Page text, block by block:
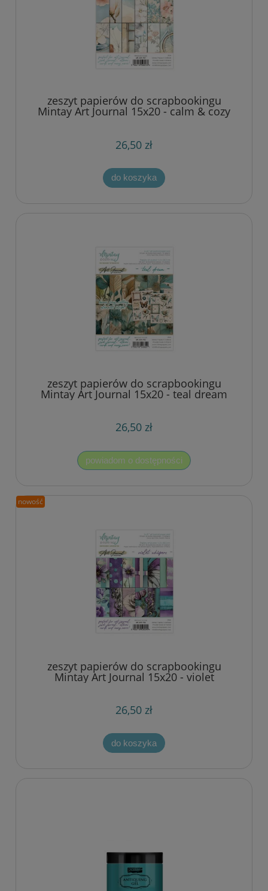
zeszyt papierów do scrapbookingu
Mintay Art Journal 15x20 - calm & cozy
26,50 zł
do koszyka
zeszyt papierów do scrapbookingu
Mintay Art Journal 15x20 - teal dream
26,50 zł
powiadom o dostępności
zeszyt papierów do scrapbookingu
Mintay Art Journal 15x20 - violet
26,50 zł
do koszyka
nowość